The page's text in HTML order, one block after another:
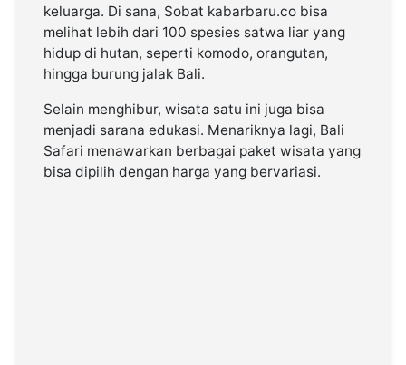
keluarga. Di sana, Sobat kabarbaru.co bisa
melihat lebih dari 100 spesies satwa liar yang
hidup di hutan, seperti komodo, orangutan,
hingga burung jalak Bali.
Selain menghibur, wisata satu ini juga bisa
menjadi sarana edukasi. Menariknya lagi, Bali
Safari menawarkan berbagai paket wisata yang
bisa dipilih dengan harga yang bervariasi.